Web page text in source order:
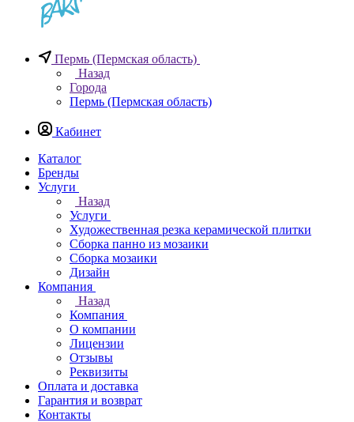
Пермь (Пермская область)
Назад
Города
Пермь (Пермская область)
Кабинет
Каталог
Бренды
Услуги
Назад
Услуги
Художественная резка керамической плитки
Сборка панно из мозаики
Сборка мозаики
Дизайн
Компания
Назад
Компания
О компании
Лицензии
Отзывы
Реквизиты
Оплата и доставка
Гарантия и возврат
Контакты